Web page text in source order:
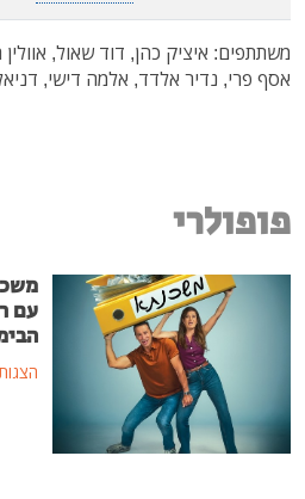
משתתפים: איציק כהן, דוד שאול, אוולין
אסף פרי, נדיר אלדד, אלמה דישי,
פופולרי
עם